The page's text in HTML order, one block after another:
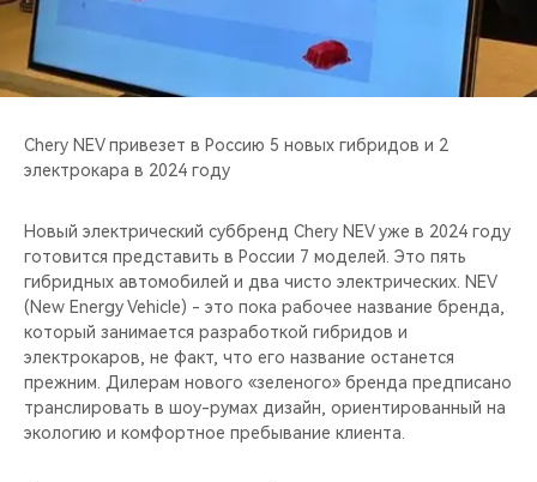
CHERY И СПОРТ
Chery NEV привезет в Россию 5 новых гибридов и 2
электрокара в 2024 году
Новый электрический суббренд Chery NEV уже в 2024 году
готовится представить в России 7 моделей. Это пять
гибридных автомобилей и два чисто электрических. NEV
(New Energy Vehicle) - это пока рабочее название бренда,
который занимается разработкой гибридов и
электрокаров, не факт, что его название останется
прежним. Дилерам нового «зеленого» бренда предписано
транслировать в шоу-румах дизайн, ориентированный на
экологию и комфортное пребывание клиента.